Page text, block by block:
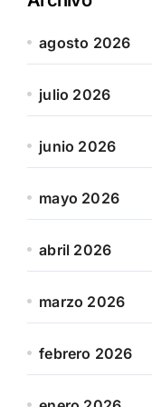
agosto 2026
julio 2026
junio 2026
mayo 2026
abril 2026
marzo 2026
febrero 2026